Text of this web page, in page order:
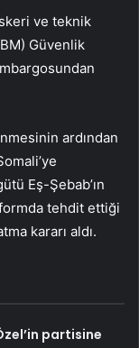
ve teknik
Güvenlik
ardından
Eş-Şebab’ın
tehdit ettiği
kararı aldı.
partisine